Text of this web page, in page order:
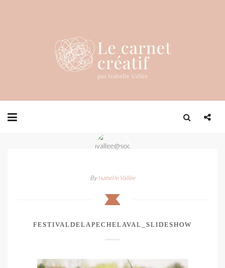
ByIsabelle Vallée
FESTIVALDELAPECHELAVAL_SLIDESHOW